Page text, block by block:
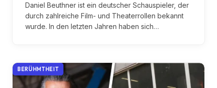
Daniel Beuthner ist ein deutscher Schauspieler, der
durch zahlreiche Film- und Theaterrollen bekannt
wurde. In den letzten Jahren haben sich…
BERÜHMTHEIT